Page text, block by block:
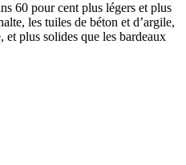
60 pour cent plus légers et plus
les tuiles de béton et d’argile,
et plus solides que les bardeaux